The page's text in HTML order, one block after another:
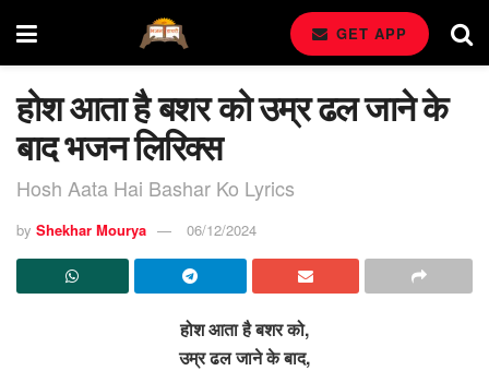
GET APP
होश आता है बशर को उम्र ढल जाने के
बाद भजन लिरिक्स
Hosh Aata Hai Bashar Ko Lyrics
by Shekhar Mourya 06/12/2024
होश आता है बशर को,
उम्र ढल जाने के बाद,